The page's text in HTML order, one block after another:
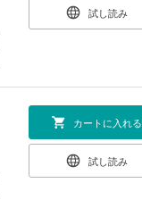
試し読み
カートに入れる
試し読み